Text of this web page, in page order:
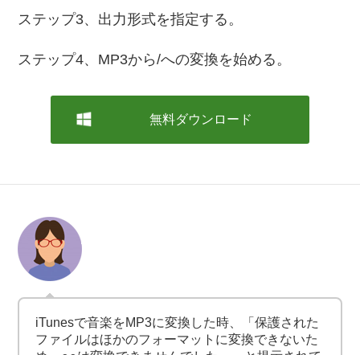
ステップ3、出力形式を指定する。
ステップ4、MP3から/への変換を始める。
無料ダウンロード
iTunesで音楽をMP3に変換した時、「保護された
ファイルはほかのフォーマットに変換できないた